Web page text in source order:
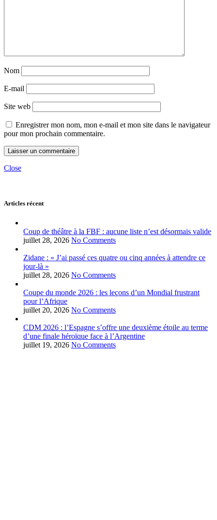
Nom
E-mail
Site web
Enregistrer mon nom, mon e-mail et mon site dans le navigateur
pour mon prochain commentaire.
Close
Articles récent
Coup de théâtre à la FBF : aucune liste n’est désormais valide
juillet 28, 2026 No Comments
Zidane : « J’ai passé ces quatre ou cinq années à attendre ce
jour-là »
juillet 28, 2026 No Comments
Coupe du monde 2026 : les leçons d’un Mondial frustrant
pour l’Afrique
juillet 20, 2026 No Comments
CDM 2026 : l’Espagne s’offre une deuxième étoile au terme
d’une finale héroïque face à l’Argentine
juillet 19, 2026 No Comments